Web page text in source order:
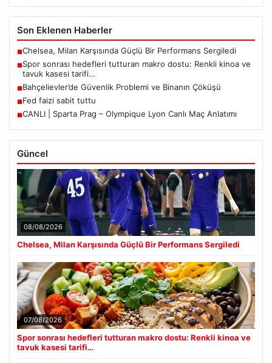
Son Eklenen Haberler
■Chelsea, Milan Karşısında Güçlü Bir Performans Sergiledi
■Spor sonrası hedefleri tutturan makro dostu: Renkli kinoa ve
tavuk kasesi tarifi…
■Bahçelievler’de Güvenlik Problemi ve Binanın Çöküşü
■Fed faizi sabit tuttu
■CANLI | Sparta Prag – Olympique Lyon Canlı Maç Anlatımı
Güncel
08/08/2026
Chelsea, Milan Karşısında Güçlü Bir Performans Sergiledi
07/08/2026
Spor sonrası hedefleri tutturan makro dostu: Renkli kinoa ve
tavuk kasesi tarifi…